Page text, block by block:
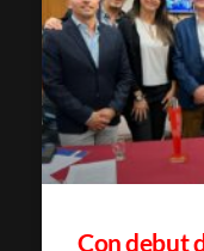
Con debut